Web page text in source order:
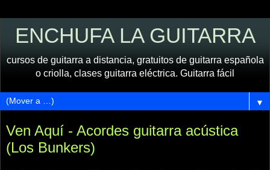
ENCHUFA LA GUITARRA
cursos de guitarra a distancia, gratuitos de guitarra española
o criolla, clases guitarra eléctrica. Guitarra fácil
▼
Ven Aquí - Acordes guitarra acústica
(Los Bunkers)